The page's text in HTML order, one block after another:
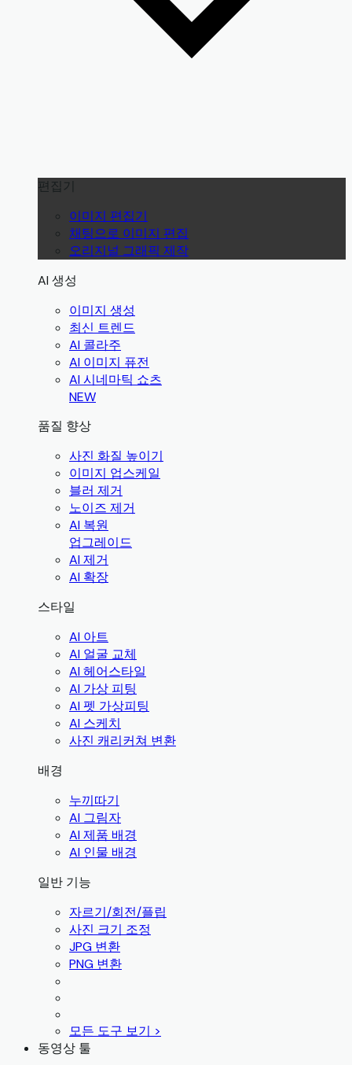
편집기
이미지 편집기
채팅으로 이미지 편집
오리지널 그래픽 제작
AI 생성
이미지 생성
최신 트렌드
AI 콜라주
AI 이미지 퓨전
AI 시네마틱 쇼츠
NEW
품질 향상
사진 화질 높이기
이미지 업스케일
블러 제거
노이즈 제거
AI 복원
업그레이드
AI 제거
AI 확장
스타일
AI 아트
AI 얼굴 교체
AI 헤어스타일
AI 가상 피팅
AI 펫 가상피팅
AI 스케치
사진 캐리커쳐 변환
배경
누끼따기
AI 그림자
AI 제품 배경
AI 인물 배경
일반 기능
자르기/회전/플립
사진 크기 조정
JPG 변환
PNG 변환
모든 도구 보기 >
동영상 툴